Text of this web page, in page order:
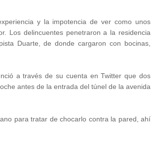
y la impotencia de ver como unos
Los delincuentes penetraron a la residencia
Duarte, de donde cargaron con bocinas,
a través de su cuenta en Twitter que dos
antes de la entrada del túnel de la avenida
para tratar de chocarlo contra la pared, ahí